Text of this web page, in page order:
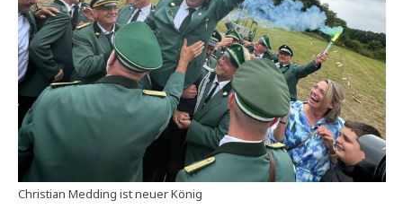
Christian Medding ist neuer König